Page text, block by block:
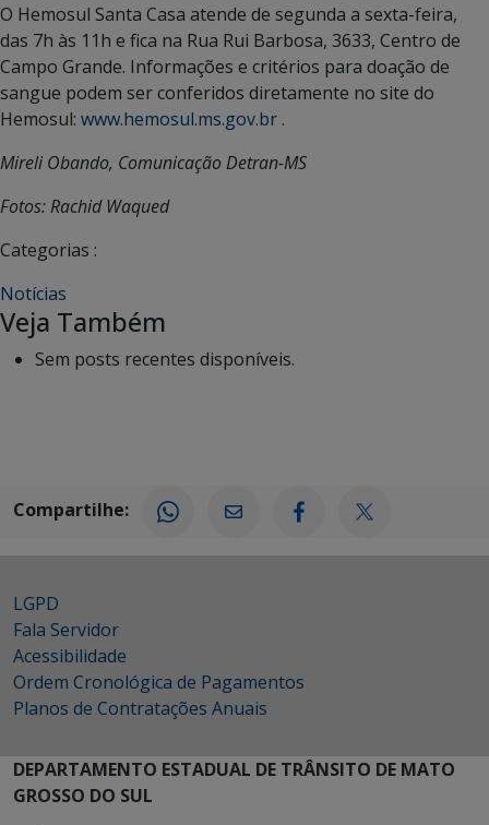
O Hemosul Santa Casa atende de segunda a sexta-feira,
das 7h às 11h e fica na Rua Rui Barbosa, 3633, Centro de
Campo Grande. Informações e critérios para doação de
sangue podem ser conferidos diretamente no site do
Hemosul: www.hemosul.ms.gov.br .
Mireli Obando, Comunicação Detran-MS
Fotos: Rachid Waqued
Categorias :
Notícias
Veja Também
Sem posts recentes disponíveis.
Compartilhe:
LGPD
Fala Servidor
Acessibilidade
Ordem Cronológica de Pagamentos
Planos de Contratações Anuais
DEPARTAMENTO ESTADUAL DE TRÂNSITO DE MATO
GROSSO DO SUL